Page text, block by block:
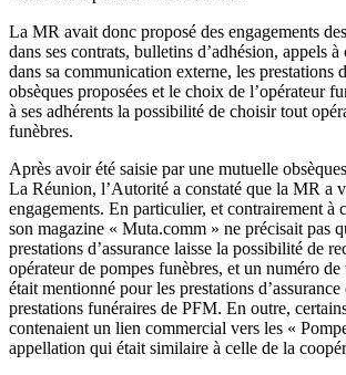
La MR avait donc proposé des engagements
dans ses contrats, bulletins d’adhésion, appels
dans sa communication externe, les prestations
obsèques proposées et le choix de l’opérateur
à ses adhérents la possibilité de choisir tout
funèbres.
Après avoir été saisie par une mutuelle
La Réunion, l’Autorité a constaté que la MR a
engagements. En particulier, et contrairement à
son magazine « Muta.comm » ne précisait pas
prestations d’assurance laisse la possibilité de
opérateur de pompes funèbres, et un numéro
était mentionné pour les prestations
prestations funéraires de PFM. En outre,
contenaient un lien commercial vers les «
appellation qui était similaire à celle de la